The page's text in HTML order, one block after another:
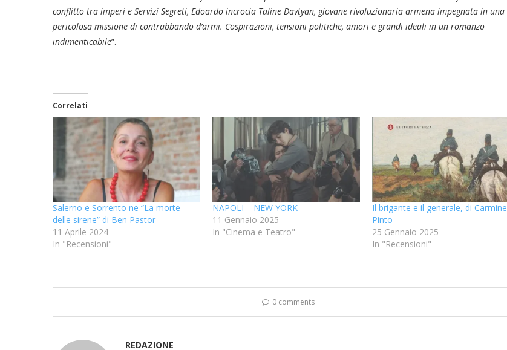
conflitto tra imperi e Servizi Segreti, Edoardo incrocia Taline Davtyan, giovane rivoluzionaria armena impegnata in una
pericolosa missione di contrabbando d’armi. Cospirazioni, tensioni politiche, amori e grandi ideali in un romanzo
indimenticabile”.
Correlati
Salerno e Sorrento ne “La morte
delle sirene” di Ben Pastor
11 Aprile 2024
In "Recensioni"
NAPOLI – NEW YORK
11 Gennaio 2025
In "Cinema e Teatro"
Il brigante e il generale, di Carmine
Pinto
25 Gennaio 2025
In "Recensioni"
0 comments
REDAZIONE